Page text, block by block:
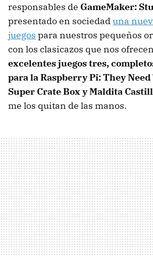
responsables de GameMaker:
presentado en sociedaduna
juegos para nuestros pequeños
con los clasicazos que nos
excelentes juegos tres,
para la Raspberry Pi: They Need
Super Crate Box y Maldita
me los quitan de las manos.